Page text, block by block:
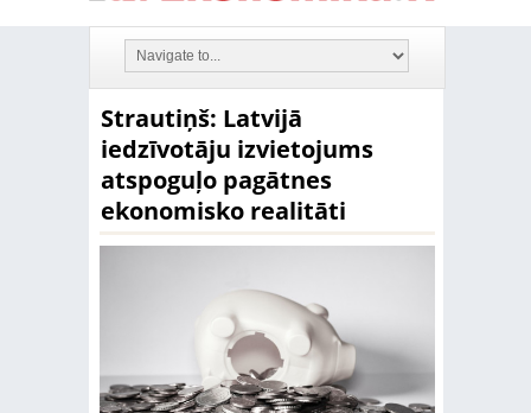
Strautiņš: Latvijā
iedzīvotāju izvietojums
atspoguļo pagātnes
ekonomisko realitāti